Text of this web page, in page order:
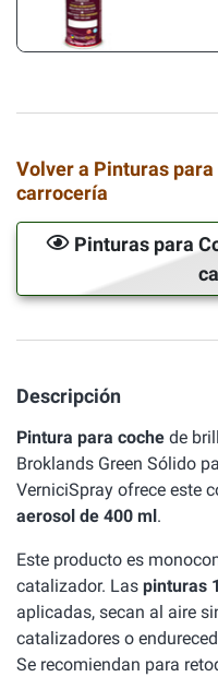
Volver a Pinturas
carrocería
Pinturas para
Descripción
Pintura para coche de
Broklands Green Sólido
VerniciSpray ofrece este
aerosol de 400 ml.
Este producto es
catalizador. Las pinturas
aplicadas, secan al aire
catalizadores o
Se recomiendan para